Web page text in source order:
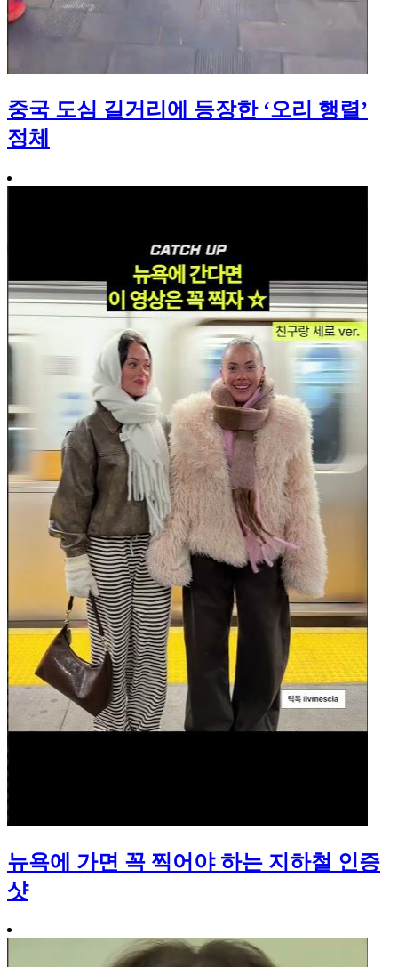
중국 도심 길거리에 등장한 ‘오리 행렬’
정체
뉴욕에 가면 꼭 찍어야 하는 지하철 인증
샷